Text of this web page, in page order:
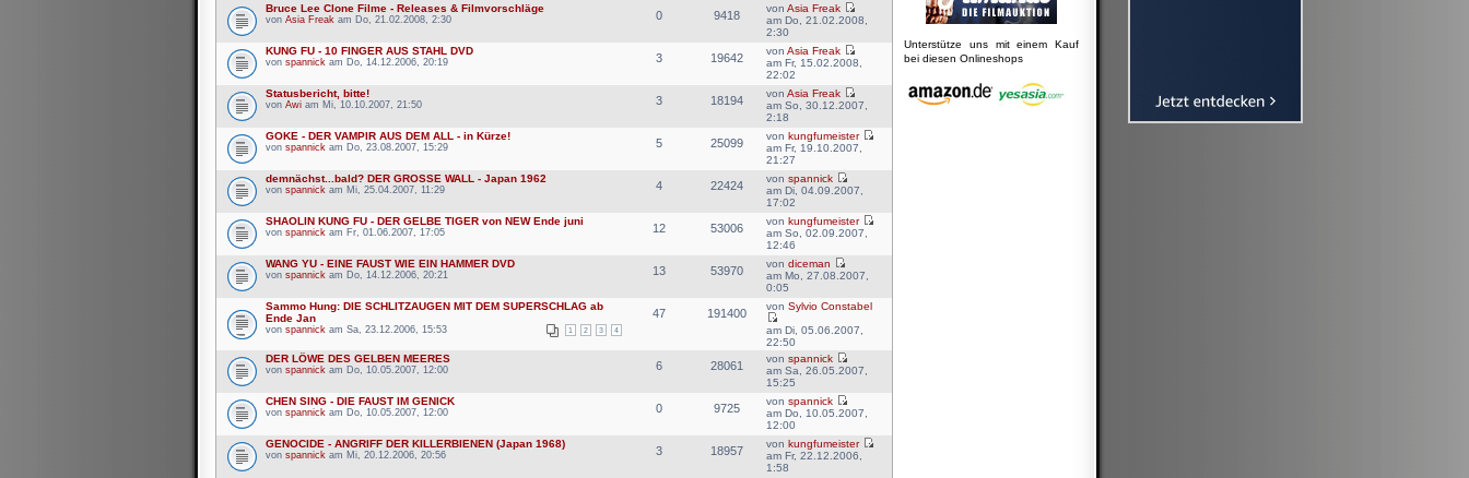
Bruce Lee Clone Filme - Releases & Filmvorschläge
von Asia Freak am Do, 21.02.2008, 2:30 0 9418
vonAsia Freak
am Do, 21.02.2008,
2:30
KUNG FU - 10 FINGER AUS STAHL DVD
von spannick am Do, 14.12.2006, 20:19 3 19642
vonAsia Freak
am Fr, 15.02.2008,
22:02
Statusbericht, bitte!
von Awi am Mi, 10.10.2007, 21:50 3 18194
vonAsia Freak
am So, 30.12.2007,
2:18
GOKE - DER VAMPIR AUS DEM ALL - in Kürze!
von spannick am Do, 23.08.2007, 15:29 5 25099
vonkungfumeister
am Fr, 19.10.2007,
21:27
demnächst...bald? DER GROSSE WALL - Japan 1962
von spannick am Mi, 25.04.2007, 11:29 4 22424
vonspannick
am Di, 04.09.2007,
17:02
SHAOLIN KUNG FU - DER GELBE TIGER von NEW Ende juni
von spannick am Fr, 01.06.2007, 17:05 12 53006
vonkungfumeister
am So, 02.09.2007,
12:46
WANG YU - EINE FAUST WIE EIN HAMMER DVD
von spannick am Do, 14.12.2006, 20:21 13 53970
vondiceman
am Mo, 27.08.2007,
0:05
Sammo Hung: DIE SCHLITZAUGEN MIT DEM SUPERSCHLAG ab
Ende Jan
1 2 3 4
von spannick am Sa, 23.12.2006, 15:53
47 191400
vonSylvio Constabel
am Di, 05.06.2007,
22:50
DER LÖWE DES GELBEN MEERES
von spannick am Do, 10.05.2007, 12:00 6 28061
vonspannick
am Sa, 26.05.2007,
15:25
CHEN SING - DIE FAUST IM GENICK
von spannick am Do, 10.05.2007, 12:00 0 9725
vonspannick
am Do, 10.05.2007,
12:00
GENOCIDE - ANGRIFF DER KILLERBIENEN (Japan 1968)
von spannick am Mi, 20.12.2006, 20:56 3 18957
vonkungfumeister
am Fr, 22.12.2006,
1:58
Unterstütze uns mit einem Kauf
bei diesen Onlineshops